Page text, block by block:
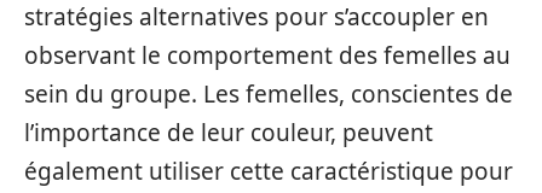
stratégies alternatives pour s’accoupler en
observant le comportement des femelles au
sein du groupe. Les femelles, conscientes de
l’importance de leur couleur, peuvent
également utiliser cette caractéristique pour